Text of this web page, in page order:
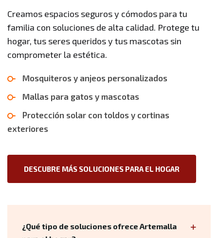
Creamos espacios seguros y cómodos para tu
familia con soluciones de alta calidad. Protege tu
hogar, tus seres queridos y tus mascotas sin
comprometer la estética.
Mosquiteros y anjeos personalizados
Mallas para gatos y mascotas
Protección solar con toldos y cortinas
exteriores
DESCUBRE MÁS SOLUCIONES PARA EL HOGAR
¿Qué tipo de soluciones ofrece Artemalla